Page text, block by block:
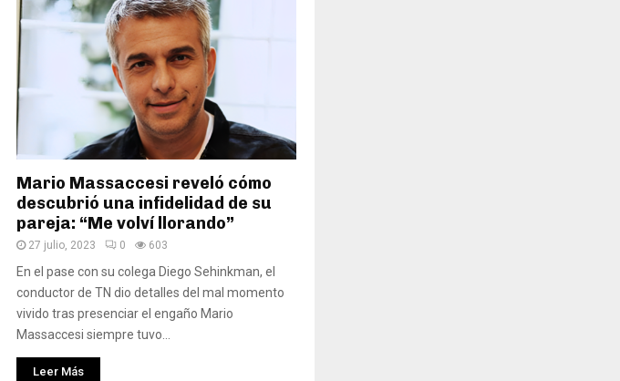
Mario Massaccesi reveló cómo
descubrió una infidelidad de su
pareja: “Me volví llorando”
27 julio, 2023 0 603
En el pase con su colega Diego Sehinkman, el
conductor de TN dio detalles del mal momento
vivido tras presenciar el engaño Mario
Massaccesi siempre tuvo...
Leer Más